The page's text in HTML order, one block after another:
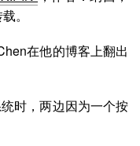
。
在他的博客上翻出
时，两边因为一个按